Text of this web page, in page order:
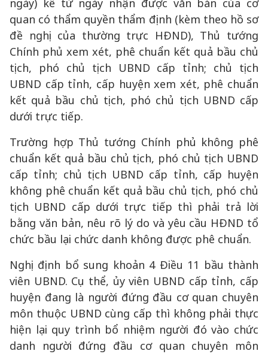
ngày) kể từ ngày nhận được văn bản của cơ
quan có thẩm quyền thẩm định (kèm theo hồ sơ
đề nghị của thường trực HĐND), Thủ tướng
Chính phủ xem xét, phê chuẩn kết quả bầu chủ
tịch, phó chủ tịch UBND cấp tỉnh; chủ tịch
UBND cấp tỉnh, cấp huyện xem xét, phê chuẩn
kết quả bầu chủ tịch, phó chủ tịch UBND cấp
dưới trực tiếp.
Trường hợp Thủ tướng Chính phủ không phê
chuẩn kết quả bầu chủ tịch, phó chủ tịch UBND
cấp tỉnh; chủ tịch UBND cấp tỉnh, cấp huyện
không phê chuẩn kết quả bầu chủ tịch, phó chủ
tịch UBND cấp dưới trực tiếp thì phải trả lời
bằng văn bản, nêu rõ lý do và yêu cầu HĐND tổ
chức bầu lại chức danh không được phê chuẩn.
Nghị định bổ sung khoản 4 Điều 11 bầu thành
viên UBND. Cụ thể, ủy viên UBND cấp tỉnh, cấp
huyện đang là người đứng đầu cơ quan chuyên
môn thuộc UBND cùng cấp thì không phải thực
hiện lại quy trình bổ nhiệm người đó vào chức
danh người đứng đầu cơ quan chuyên môn